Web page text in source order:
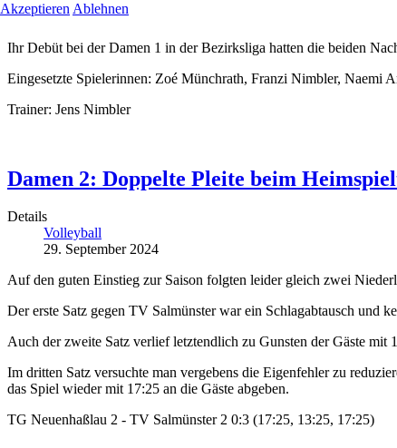
Ihr Debüt bei der Damen 1 in der Bezirksliga hatten die beiden
Eingesetzte Spielerinnen: Zoé Münchrath, Franzi Nimbler, Naemi
Trainer: Jens Nimbler
Damen 2: Doppelte Pleite beim
Details
Volleyball
29. September 2024
Auf den guten Einstieg zur Saison folgten leider gleich zwei
Der erste Satz gegen TV Salmünster war ein Schlagabtausch und
Auch der zweite Satz verlief letztendlich zu Gunsten der Gäste mit
Im dritten Satz versuchte man vergebens die Eigenfehler zu
das Spiel wieder mit 17:25 an die Gäste abgeben.
TG Neuenhaßlau 2 - TV Salmünster 2 0:3 (17:25, 13:25, 17:25)
Akzeptieren Ablehnen